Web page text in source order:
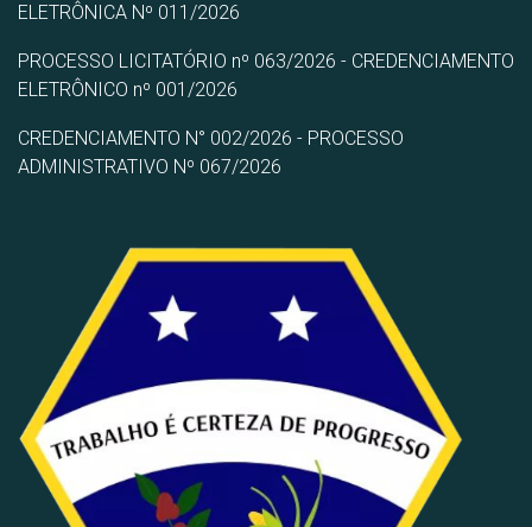
ELETRÔNICA Nº 011/2026
PROCESSO LICITATÓRIO nº 063/2026 - CREDENCIAMENTO
ELETRÔNICO nº 001/2026
CREDENCIAMENTO N° 002/2026 - PROCESSO
ADMINISTRATIVO Nº 067/2026